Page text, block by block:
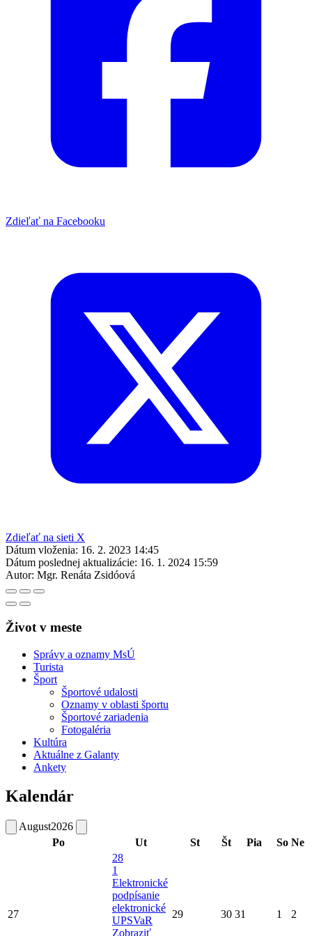
Zdieľať na Facebooku
Zdieľať na sieti X
Dátum vloženia: 16. 2. 2023 14:45
Dátum poslednej aktualizácie: 16. 1. 2024 15:59
Autor: Mgr. Renáta Zsidóová
Život v meste
Správy a oznamy MsÚ
Turista
Šport
Športové udalosti
Oznamy v oblasti športu
Športové zariadenia
Fotogaléria
Kultúra
Aktuálne z Galanty
Ankety
Kalendár
August2026
Po
Ut St Št Pia So Ne
27
28
1
Elektronické
podpísanie
elektronické
UPSVaR
Zobraziť
29 30 31 1 2